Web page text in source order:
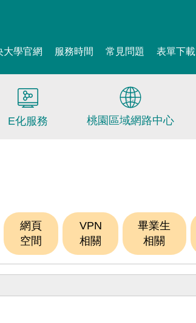
大學官網 服務時間 常見問題 表單下載
E化服務 桃園區域網路中心
網頁
空間
VPN
相關
畢業生
相關